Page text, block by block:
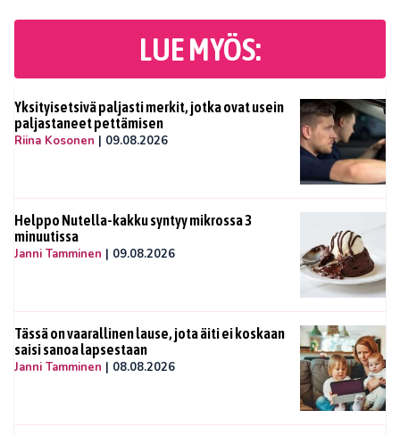
LUE MYÖS:
Yksityisetsivä paljasti merkit, jotka ovat usein
paljastaneet pettämisen
Riina Kosonen | 09.08.2026
Helppo Nutella-kakku syntyy mikrossa 3
minuutissa
Janni Tamminen | 09.08.2026
Tässä on vaarallinen lause, jota äiti ei koskaan
saisi sanoa lapsestaan
Janni Tamminen | 08.08.2026